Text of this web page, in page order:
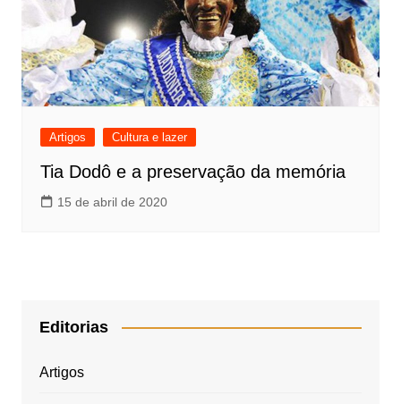
Artigos Cultura e lazer
Tia Dodô e a preservação da memória
15 de abril de 2020
Editorias
Artigos